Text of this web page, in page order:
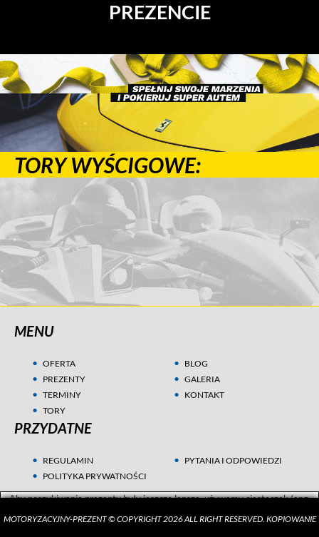
PREZENCIE
TORY WYŚCIGOWE:
MENU
OFERTA
PREZENTY
TERMINY
TORY
BLOG
GALERIA
KONTAKT
PRZYDATNE
REGULAMIN
POLITYKA PRYWATNOŚCI
PYTANIA I ODPOWIEDZI
Aby poszukiwania prezentu były jeszcze lepsze, używamy ciasteczek (ang.
MOTORYZACYJNY-PREZENT © COPYRIGHT 2026 ALL RIGHT RESERVED. KOPIOWANIE